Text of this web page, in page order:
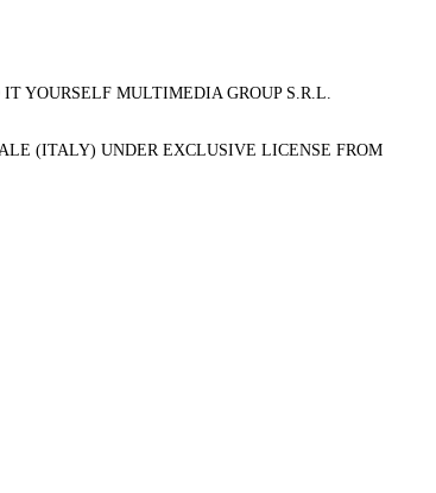
YOURSELF MULTIMEDIA GROUP S.R.L.
(ITALY) UNDER EXCLUSIVE LICENSE FROM